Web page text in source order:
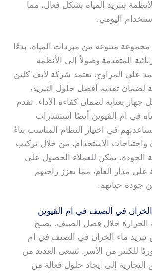
بتبريد المياه بشكل فعال، مما
اليومي.
متنوعة من مبردات المياه، بدءًا
المتقدمة وصولاً إلى الأنظمة
على المراوح. تعتمد شركة لايف كلين
لضمان تقديم أفضل حلول التبريد،
جهاز بعناية لضمان كفاءة الأداء. تقدم
في ام القيوين أيضًا استشارات
في اختيار النظام المناسب بناءً
الاستخدام. من خلال تركيب
الجودة، يمكن للعملاء الحصول على
على مدار العام، مما يعزز راحتهم
جودة حياتهم.
في الصيف في ام القيوين
الحرارة خلال فصل الصيف، يصبح
ماء الخزان في الصيف في ام
للكثير من الأسر. تسعى العديد من
التجارية إلى إيجاد حلول فعالة من